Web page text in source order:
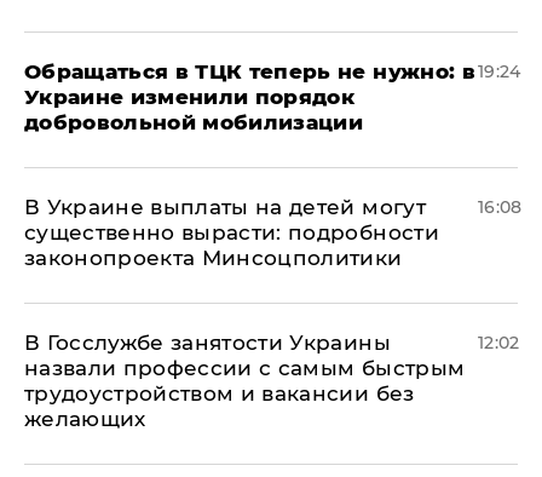
Обращаться в ТЦК теперь не нужно: в
Украине изменили порядок
добровольной мобилизации
19:24
В Украине выплаты на детей могут
существенно вырасти: подробности
законопроекта Минсоцполитики
16:08
В Госслужбе занятости Украины
назвали профессии с самым быстрым
трудоустройством и вакансии без
желающих
12:02